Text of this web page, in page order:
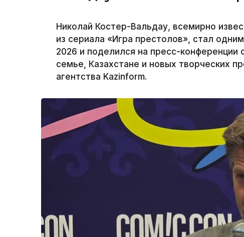
Николай Костер-Вальдау, всемирно
из сериала «Игра престолов», стал
2026 и поделился на пресс-
семье, Казахстане и новых творческих
агентства Kazinform.